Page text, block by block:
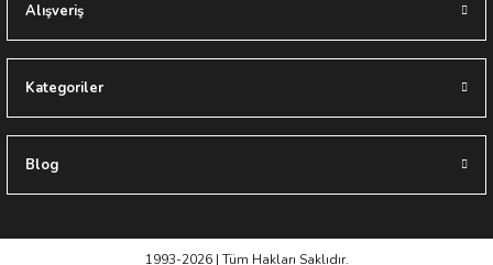
Alışveriş
Kategoriler
Blog
1993-2026 | Tüm Hakları Saklıdır.